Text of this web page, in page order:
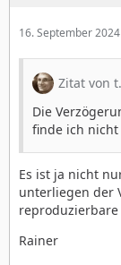
16. September
Zitat von
Die
finde ich
Es ist ja nicht
unterliegen der
reproduzierbare
Rainer